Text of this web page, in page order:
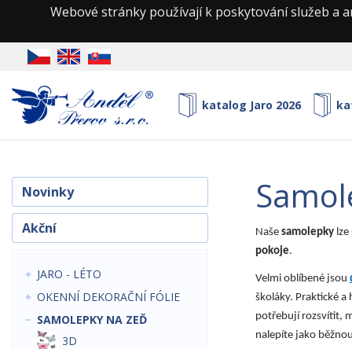
Webové stránky používají k poskytování služeb a
katalog Jaro 2026
Novinky
Akční
JARO - LÉTO
OKENNÍ DEKORAČNÍ FÓLIE
SAMOLEPKY NA ZEĎ
3D
Naše samolepky
pokoje.
Velmi oblíbené jsou
školáky. Praktické a
potřebují rozsvítit,
nalepíte jako